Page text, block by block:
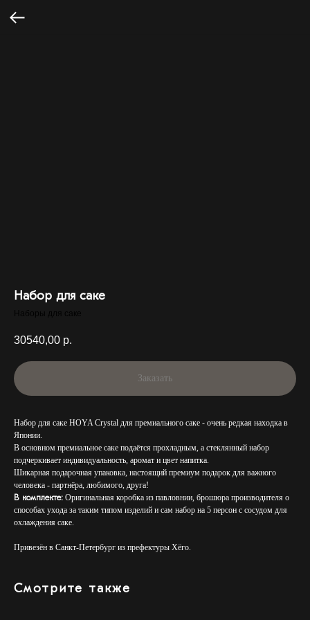
Набор для саке
30540,00 р.
Заказать
Набор для саке HOYA Crystal для премиального саке - очень редкая находка в
Японии.
В основном премиальное саке подаётся прохладным, а стеклянный набор
подчеркивает индивидуальность, аромат и цвет напитка.
Шикарная подарочная упаковка, настоящий премиум подарок для важного
человека - партнёра, любимого, друга!
В комплекте: Оригинальная коробка из павловнии, брошюра производителя о
способах ухода за таким типом изделий и сам набор на 5 персон с сосудом для
охлаждения саке.
Привезён в Санкт-Петербург из префектуры Хёго.
Смотрите также